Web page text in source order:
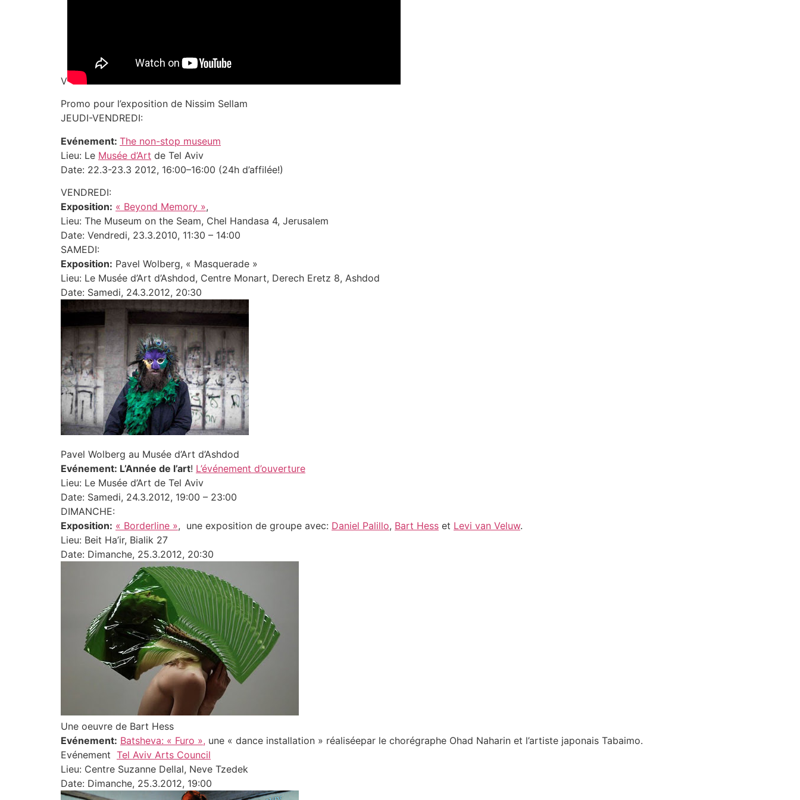
V
Promo pour l’exposition de Nissim Sellam
JEUDI-VENDREDI:
Evénement: The non-stop museum
Lieu: Le Musée d’Art de Tel Aviv
Date: 22.3-23.3 2012, 16:00–16:00 (24h d’affilée!)
VENDREDI:
Exposition: « Beyond Memory »,
Lieu: The Museum on the Seam, Chel Handasa 4, Jerusalem
Date: Vendredi, 23.3.2010, 11:30 – 14:00
SAMEDI:
Exposition: Pavel Wolberg, « Masquerade »
Lieu: Le Musée d’Art d’Ashdod, Centre Monart, Derech Eretz 8, Ashdod
Date: Samedi, 24.3.2012, 20:30
Pavel Wolberg au Musée d’Art d’Ashdod
Evénement: L’Année de l’art! L’événement d’ouverture
Lieu: Le Musée d’Art de Tel Aviv
Date: Samedi, 24.3.2012, 19:00 – 23:00
DIMANCHE:
Exposition: « Borderline », une exposition de groupe avec: Daniel Palillo, Bart Hess et Levi van Veluw.
Lieu: Beit Ha’ir, Bialik 27
Date: Dimanche, 25.3.2012, 20:30
Une oeuvre de Bart Hess
Evénement: Batsheva: « Furo », une « dance installation » réaliséepar le chorégraphe Ohad Naharin et l’artiste japonais Tabaimo.
Evénement Tel Aviv Arts Council
Lieu: Centre Suzanne Dellal, Neve Tzedek
Date: Dimanche, 25.3.2012, 19:00